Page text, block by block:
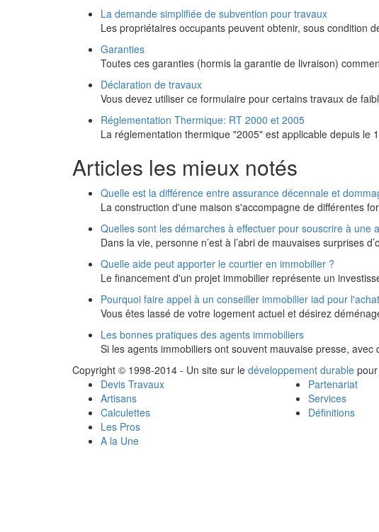
La demande simplifiée de subvention pour travaux
Les propriétaires occupants peuvent obtenir, sous condition
Garanties
Toutes ces garanties (hormis la garantie de livraison)
Déclaration de travaux
Vous devez utiliser ce formulaire pour certains travaux de
Réglementation Thermique: RT 2000 et 2005
La réglementation thermique "2005" est applicable depuis le
Articles les mieux notés
Quelle est la différence entre assurance décennale et
La construction d'une maison s'accompagne de différentes
Quelles sont les démarches à effectuer pour souscrire à une
Dans la vie, personne n’est à l’abri de mauvaises surprises
Quelle aide peut apporter le courtier en immobilier ?
Le financement d'un projet immobilier représente un
Pourquoi faire appel à un conseiller immobilier iad pour
Vous êtes lassé de votre logement actuel et désirez
Les bonnes pratiques des agents immobiliers
Si les agents immobiliers ont souvent mauvaise presse,
Copyright © 1998-2014 - Un site sur le développement durable
Devis Travaux
Artisans
Calculettes
Les Pros
A la Une
Partenariat
Services
Définitions